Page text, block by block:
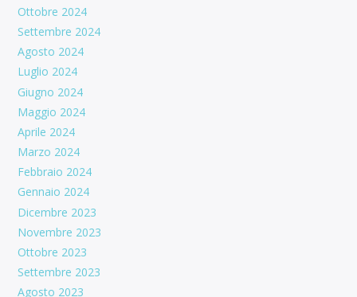
Ottobre 2024
Settembre 2024
Agosto 2024
Luglio 2024
Giugno 2024
Maggio 2024
Aprile 2024
Marzo 2024
Febbraio 2024
Gennaio 2024
Dicembre 2023
Novembre 2023
Ottobre 2023
Settembre 2023
Agosto 2023